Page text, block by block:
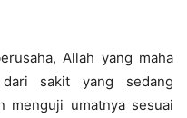
Allah yang maha
sakit yang sedang
menguji umatnya sesuai